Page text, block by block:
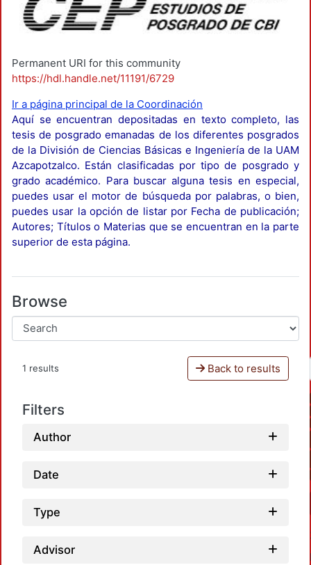
Permanent URI for this community
https://hdl.handle.net/11191/6729
Ir a página principal de la Coordinación
Aquí se encuentran depositadas en texto completo, las
tesis de posgrado emanadas de los diferentes posgrados
de la División de Ciencias Básicas e Ingeniería de la UAM
Azcapotzalco. Están clasificadas por tipo de posgrado y
grado académico. Para buscar alguna tesis en especial,
puedes usar el motor de búsqueda por palabras, o bien,
puedes usar la opción de listar por Fecha de publicación;
Autores; Títulos o Materias que se encuentran en la parte
superior de esta página.
Browse
1 results Back to results
Filters
Author
Date
Type
Advisor